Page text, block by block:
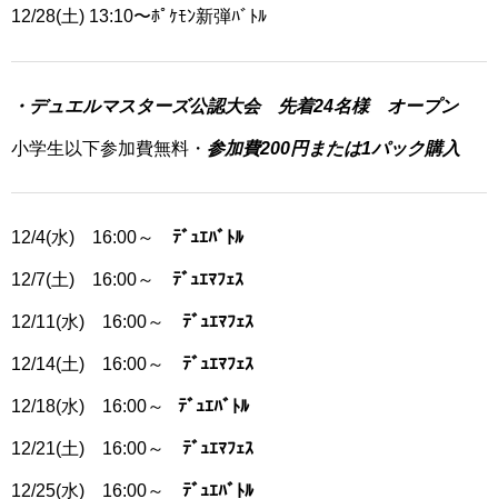
12/28(土) 13:10〜ﾎﾟｹﾓﾝ新弾ﾊﾞﾄﾙ
・デュエルマスターズ公認大会 先着24名様 オープン
小学生以下参加費無料・ 参加費200円または1パック購入
12/4(水) 16:00～ ﾃﾞｭｴﾊﾞﾄﾙ
12/7(土) 16:00～ ﾃﾞｭｴﾏﾌｪｽ
12/11(水) 16:00～ ﾃﾞｭｴﾏﾌｪｽ
12/14(土) 16:00～ ﾃﾞｭｴﾏﾌｪｽ
12/18(水) 16:00～ ﾃﾞｭｴﾊﾞﾄﾙ
12/21(土) 16:00～ ﾃﾞｭｴﾏﾌｪｽ
12/25(水) 16:00～ ﾃﾞｭｴﾊﾞﾄﾙ